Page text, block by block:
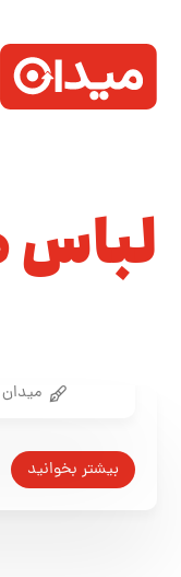
میدان
بیشتر بخوانید